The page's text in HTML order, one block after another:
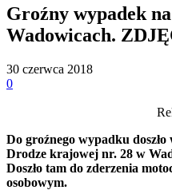
Groźny wypadek
Wadowicach.
30 czerwca 2018
0
Do groźnego wypadku
Drodze krajowej nr. 28 w
Doszło tam do zderzenia
osobowym.